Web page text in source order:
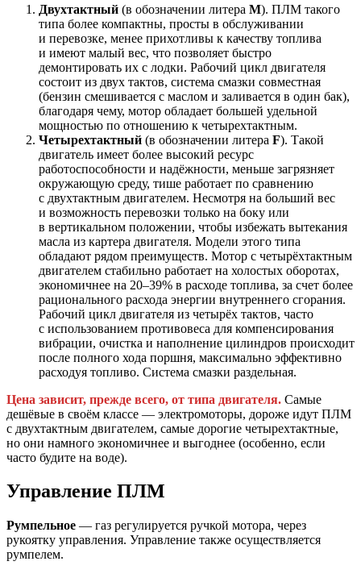
Двухтактный (в обозначении литера М). ПЛМ такого
типа более компактны, просты в обслуживании
и перевозке, менее прихотливы к качеству топлива
и имеют малый вес, что позволяет быстро
демонтировать их с лодки. Рабочий цикл двигателя
состоит из двух тактов, система смазки совместная
(бензин смешивается с маслом и заливается в один бак),
благодаря чему, мотор обладает большей удельной
мощностью по отношению к четырехтактным.
Четырехтактный (в обозначении литера F). Такой
двигатель имеет более высокий ресурс
работоспособности и надёжности, меньше загрязняет
окружающую среду, тише работает по сравнению
с двухтактным двигателем. Несмотря на больший вес
и возможность перевозки только на боку или
в вертикальном положении, чтобы избежать вытекания
масла из картера двигателя. Модели этого типа
обладают рядом преимуществ. Мотор с четырёхтактным
двигателем стабильно работает на холостых оборотах,
экономичнее на 20–39% в расходе топлива, за счет более
рационального расхода энергии внутреннего сгорания.
Рабочий цикл двигателя из четырёх тактов, часто
с использованием противовеса для компенсирования
вибрации, очистка и наполнение цилиндров происходит
после полного хода поршня, максимально эффективно
расходуя топливо. Система смазки раздельная.
Цена зависит, прежде всего, от типа двигателя. Самые
дешёвые в своём классе — электромоторы, дороже идут ПЛМ
с двухтактным двигателем, самые дорогие четырехтактные,
но они намного экономичнее и выгоднее (особенно, если
часто будите на воде).
Управление ПЛМ
Румпельное — газ регулируется ручкой мотора, через
рукоятку управления. Управление также осуществляется
румпелем.